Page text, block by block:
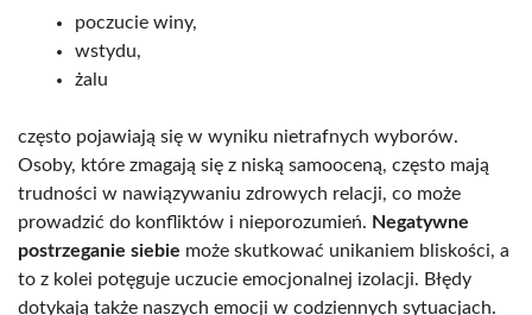
poczucie winy,
wstydu,
żalu
często pojawiają się w wyniku nietrafnych wyborów.
Osoby, które zmagają się z niską samooceną, często mają
trudności w nawiązywaniu zdrowych relacji, co może
prowadzić do konfliktów i nieporozumień. Negatywne
postrzeganie siebie może skutkować unikaniem bliskości, a
to z kolei potęguje uczucie emocjonalnej izolacji. Błędy
dotykają także naszych emocji w codziennych sytuacjach.